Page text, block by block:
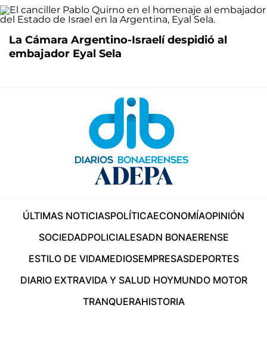
La Cámara Argentino-Israelí despidió al
embajador Eyal Sela
ÚLTIMAS NOTICIASPOLÍTICAECONOMÍAOPINIÓN
SOCIEDADPOLICIALESADN BONAERENSE
ESTILO DE VIDAMEDIOSEMPRESASDEPORTES
DIARIO EXTRAVIDA Y SALUD HOYMUNDO MOTOR
TRANQUERAHISTORIA